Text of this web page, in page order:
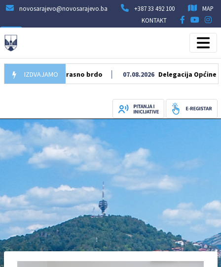
novosarajevo@novosarajevo.ba +387 33 492 100
MAP
KONTAKT
IZDVAJAMO
Hrasno brdo 07.08.2026 Delegacija Općine Novo